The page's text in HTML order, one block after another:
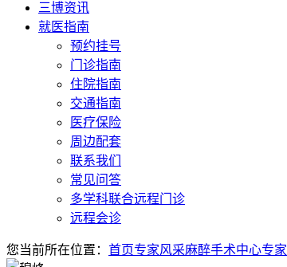
三博资讯
就医指南
预约挂号
门诊指南
住院指南
交通指南
医疗保险
周边配套
联系我们
常见问答
多学科联合远程门诊
远程会诊
您当前所在位置： 首页专家风采麻醉手术中心专家